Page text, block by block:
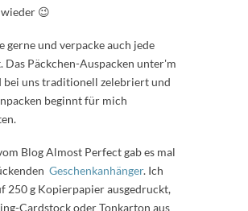
😉
gerne und verpacke auch jede
Das Päckchen-Auspacken unter'm
bei uns traditionell zelebriert und
beginnt für mich
Blog Almost Perfect gab es mal
Geschenkanhänger. Ich
250 g Kopierpapier ausgedruckt,
Cardstock oder Tonkarton aus